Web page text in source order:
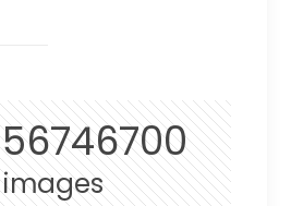
56746700
images